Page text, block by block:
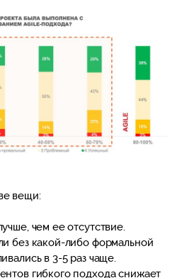
вещи:
чем ее отсутствие.
без какой-либо формальной
в 3-5 раз чаще.
гибкого подхода снижает